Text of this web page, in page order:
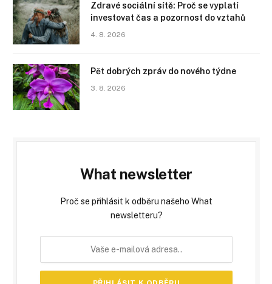
Zdravé sociální sítě: Proč se vyplatí
investovat čas a pozornost do vztahů
4. 8. 2026
Pět dobrých zpráv do nového týdne
3. 8. 2026
What newsletter
Proč se přihlásit k odběru našeho What
newsletteru?